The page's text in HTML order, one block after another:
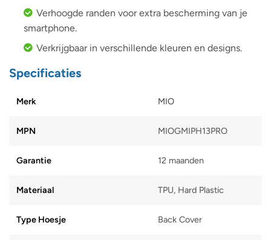
Verhoogde randen voor extra bescherming van je
smartphone.
Verkrijgbaar in verschillende kleuren en designs.
Specificaties
Merk MIO
MPN MIOGMIPH13PRO
Garantie 12 maanden
Materiaal TPU, Hard Plastic
Type Hoesje Back Cover